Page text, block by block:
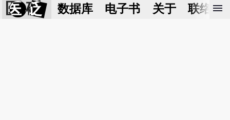
医 砭 数据库 电子书 关于 联络我
menu